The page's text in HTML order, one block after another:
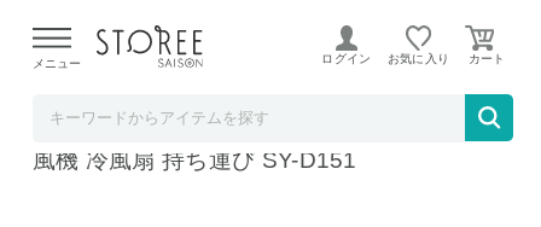
よる配送遅延が発生しております。
メニュー ログイン お気に入り
siroca 除湿機能付き ポータブルクーラー 送
風機 冷風扇 持ち運び SY-D151